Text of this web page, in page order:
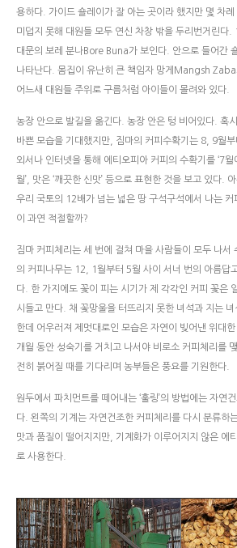
용하다. 가이드 숄레이가 잘 아는 곳이라 했지만 몇 차
미덥지 못해 대원들 모두 연신 차창 밖을 두리번거린다.
대문의 보레 분나Bore Buna가 보인다. 안으로 들어간
나타난다. 몸집이 유난히 큰 책임자 망게Mangsh Zaba
어느새 대원들 주위로 구름처럼 아이들이 몰려와 있다.
농장 안으로 발길을 옮긴다. 농장 안은 텅 비어있다. 혹
바쁜 모습을 기대했지만, 짐마의 커피수확기는 8, 9월
외서나 인터넷을 통해 에티오피아 커피의 수확기를 ‘7월
월’, 맛은 ‘깨끗한 신맛’ 등으로 표현한 것을 보고 있다.
우리 국토의 12배가 넘는 넓은 땅 구석구석에서 나는 커
이 과연 적절할까?
짐마 커피체리는 세 번에 걸쳐 마을 사람들이 모두 나서
의 커피나무는 12, 1월부터 5월 사이 서너 번의 아름답
다. 한 가지에도 꽃이 피는 시기가 제 각각인 커피 꽃은
시들고 만다. 채 꽃망울을 터뜨리지 못한 녀석과 지는 녀
한데 어우러져 제멋대로인 모습은 자연이 빚어낸 위대
개월 동안 성숙기를 거치고 나서야 비로소 커피체리를
전히 붉어질 때를 기다리며 농부들은 풍요를 기원한다.
원두에서 파치먼트를 떼어내는 ‘훌링’의 방법에는 자연
다. 왼쪽의 기계는 자연건조한 커피체리를 다시 분류하
맛과 품질이 떨어지지만, 기계화가 이루어지지 않은 에
로 사용한다.